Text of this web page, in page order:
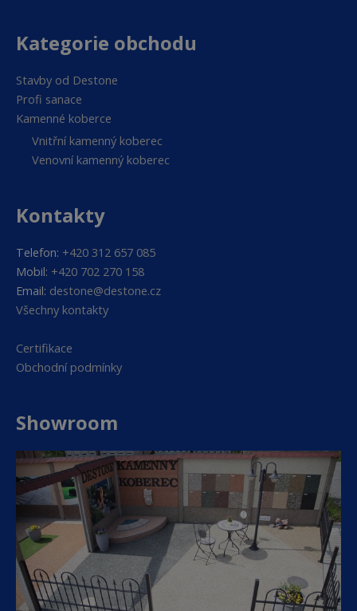
Kategorie obchodu
Stavby od Destone
Profi sanace
Kamenné koberce
Vnitřní kamenný koberec
Venovní kamenný koberec
Kontakty
Telefon: +420 312 657 085
Mobil: +420 702 270 158
Email: destone@destone.cz
Všechny kontakty
Certifikace
Obchodní podmínky
Showroom